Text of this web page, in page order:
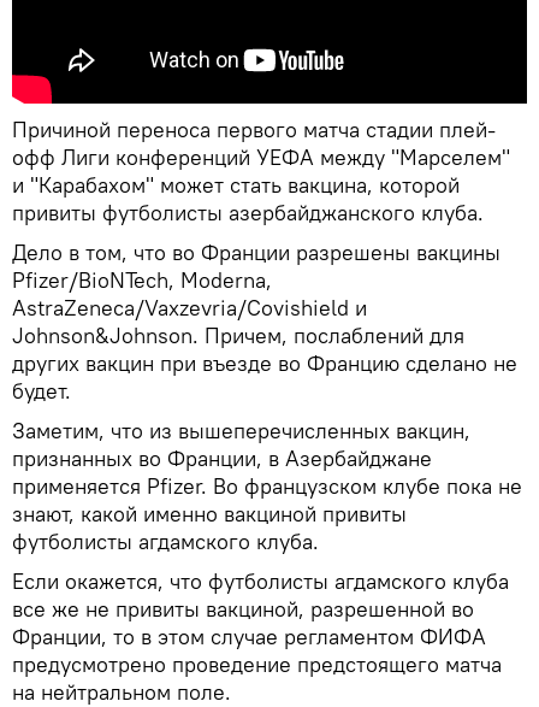
Причиной переноса первого матча стадии плей-
офф Лиги конференций УЕФА между "Марселем"
и "Карабахом" может стать вакцина, которой
привиты футболисты азербайджанского клуба.
Дело в том, что во Франции разрешены вакцины
Pfizer/BioNTech, Moderna,
AstraZeneca/Vaxzevria/Covishield и
Johnson&Johnson. Причем, послаблений для
других вакцин при въезде во Францию сделано не
будет.
Заметим, что из вышеперечисленных вакцин,
признанных во Франции, в Азербайджане
применяется Pfizer. Во французском клубе пока не
знают, какой именно вакциной привиты
футболисты агдамского клуба.
Если окажется, что футболисты агдамского клуба
все же не привиты вакциной, разрешенной во
Франции, то в этом случае регламентом ФИФА
предусмотрено проведение предстоящего матча
на нейтральном поле.